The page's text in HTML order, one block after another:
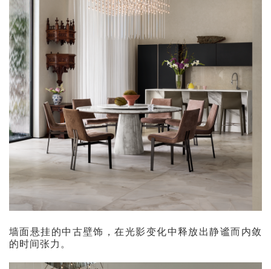
墙面悬挂的中古壁饰，在光影变化中释放出静谧而内敛
的时间张力。